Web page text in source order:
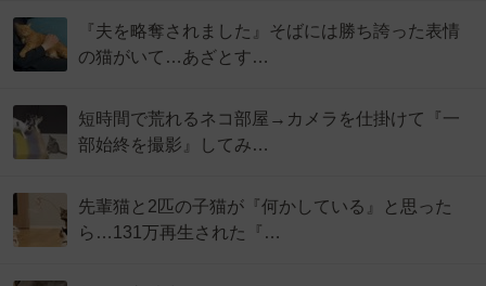
『夫を略奪されました』そばには勝ち誇った表情
の猫がいて…あざとす…
短時間で荒れるネコ部屋→カメラを仕掛けて『一
部始終を撮影』してみ…
先輩猫と2匹の子猫が『何かしている』と思った
ら…131万再生された『…